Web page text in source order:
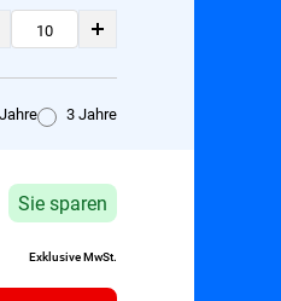
3 Jahre
Sie sparen
Exklusive MwSt.